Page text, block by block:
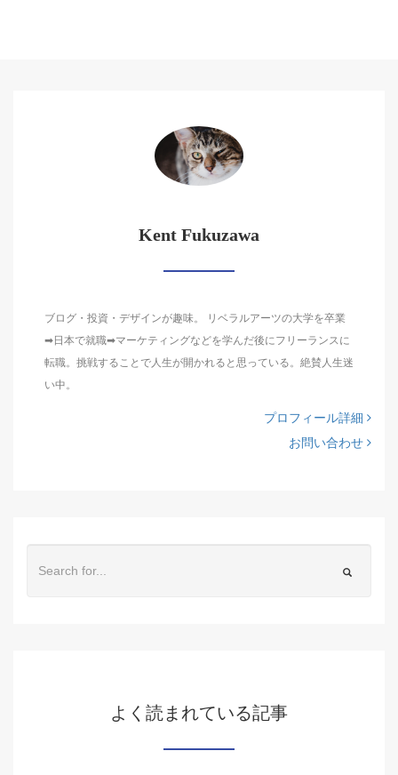
Kent Fukuzawa
ブログ・投資・デザインが趣味。 リベラルアーツの大学を卒業
➡日本で就職➡マーケティングなどを学んだ後にフリーランスに
転職。挑戦することで人生が開かれると思っている。絶賛人生迷
い中。
プロフィール詳細
お問い合わせ
よく読まれている記事